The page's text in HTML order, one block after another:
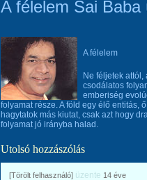
A félelem Sai Baba
A félelem
Ne féljetek
csodálatos
emberiség
folyamat része. A föld egy élő entitás,
hagytatok más kiutat, csak azt hogy
folyamat jó irányba halad.
Utolsó hozzászólás
[Törölt felhasználó] üzente 14 éve